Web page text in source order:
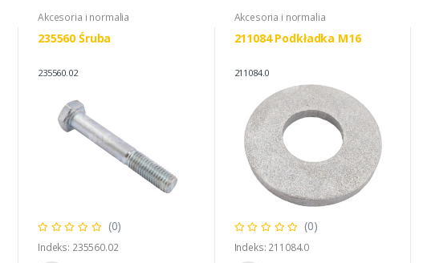
Akcesoria i normalia
235560 Śruba
235560.02
(0)
Indeks: 235560.02
Akcesoria i normalia
211084 Podkładka M16
211084.0
(0)
Indeks: 211084.0